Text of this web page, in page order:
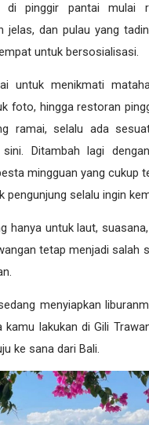
di pinggir pantai mulai
jelas, dan pulau yang
untuk bersosialisasi.
untuk menikmati
foto, hingga restoran
ramai, selalu ada
Ditambah lagi
mingguan yang cukup
pengunjung selalu ingin
hanya untuk laut,
tetap menjadi salah
menyiapkan
lakukan di Gili
ke sana dari Bali.